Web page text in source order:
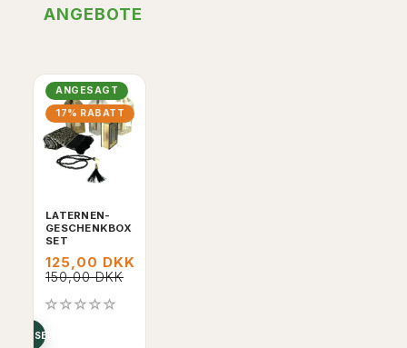
ANGEBOTE
ANGESAGT
17% RABATT
LATERNEN-
GESCHENKBOX
SET
125,00 DKK
150,00 DKK
ANSEHEN